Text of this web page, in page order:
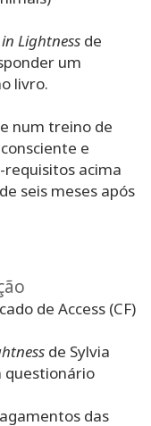
Lightness de
um
livro.
num treino de
e
acima
seis meses após
de Access (CF)
de Sylvia
questionário
das